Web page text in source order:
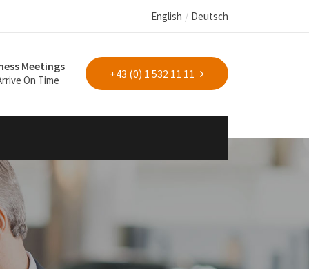
English Deutsch
+43 (0) 1 532 11 11
Meetings
On Time